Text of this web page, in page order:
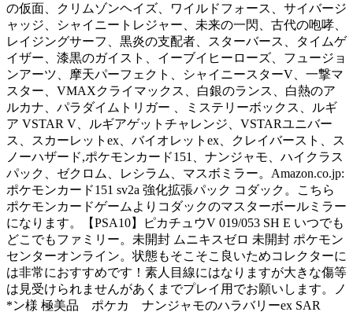
の仮面、クリムゾンヘイズ、ワイルドフォース、サイバージ
ャッジ、シャイニートレジャー、未来の一閃、古代の咆哮、
レイジングサーフ、黒炎の支配者、スターバース、タイムゲ
イザー、漆黒のガイスト、イーブイヒーローズ、フュージョ
ンアーツ、摩天パーフェクト、シャイニースターV、一撃マ
スター、VMAXクライマックス、白銀のランス、白熱のア
ルカナ、パラダイムトリガー 、ミステリーボックス、ルギ
ア VSTAR V、ルギアゲットチャレンジ、VSTARユニバー
ス、スカーレットex、バイオレットex、クレイバースト、ス
ノーハザード,ポケモンカード151、ナンジャモ、ハイクラス
パック、ゼクロム、レシラム、マスボミラー。Amazon.co.jp:
ポケモンカード151 sv2a 強化拡張パック コダック。こちら
ポケモンカードゲームよりコダックのマスターボールミラー
になります。【PSA10】ピカチュウV 019/053 SH E いつでも
どこでもファミリー。未開封 ムニキスゼロ 未開封 ポケモン
センターオンライン。状態もそこそこ良いためコレクターに
は非常におすすめです！素人目線にはなりますが大きな傷等
は見受けられませんがあくまでプレイ用でお願いします。ノ
*ン様 極美品 ポケカ ナンジャモのハラバリーex SAR